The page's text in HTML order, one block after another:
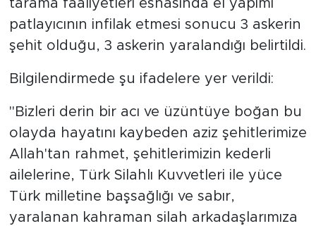
tarama faaliyetleri esnasında el yapımı
patlayıcının infilak etmesi sonucu 3 askerin
şehit olduğu, 3 askerin yaralandığı belirtildi.
Bilgilendirmede şu ifadelere yer verildi:
"Bizleri derin bir acı ve üzüntüye boğan bu
olayda hayatını kaybeden aziz şehitlerimize
Allah'tan rahmet, şehitlerimizin kederli
ailelerine, Türk Silahlı Kuvvetleri ile yüce
Türk milletine başsağlığı ve sabır,
yaralanan kahraman silah arkadaşlarımıza